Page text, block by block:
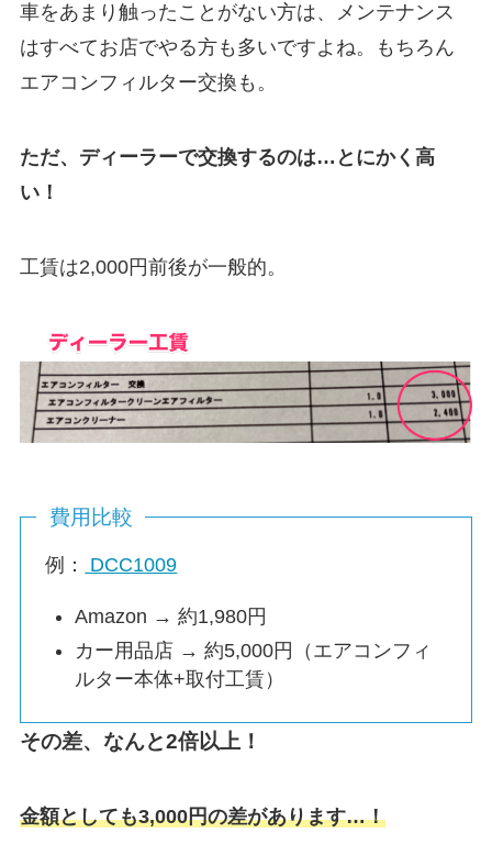
車をあまり触ったことがない方は、メンテナンス
はすべてお店でやる方も多いですよね。もちろん
エアコンフィルター交換も。
ただ、ディーラーで交換するのは…とにかく高
い！
工賃は2,000円前後が一般的。
費用比較
例： DCC1009
Amazon → 約1,980円
カー用品店 → 約5,000円（エアコンフィ
ルター本体+取付工賃）
その差、なんと2倍以上！
金額としても3,000円の差があります…！